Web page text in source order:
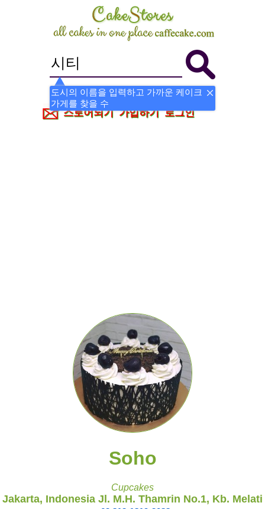
도시의 이름을 입력하고 가까운 케이크
가게를 찾을 수
스토어되기 가입하기 로그인
Soho
Cupcakes
Jakarta, Indonesia Jl. M.H. Thamrin No.1, Kb. Melati